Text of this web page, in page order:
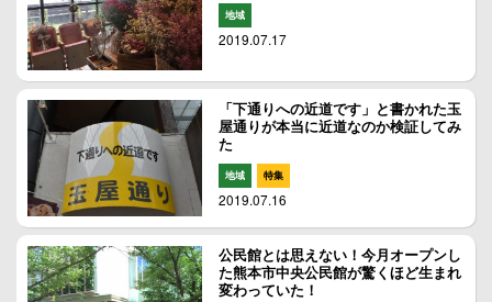
地域
2019.07.17
「下通りへの近道です」と書かれた玉
屋通りが本当に近道なのか検証してみ
た
地域 特集
2019.07.16
公民館とは思えない！今月オープンし
た熊本市中央公民館が驚くほど生まれ
変わっていた！